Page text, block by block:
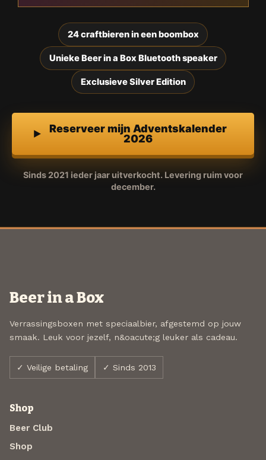
24 craftbieren in een boombox
Unieke Beer in a Box Bluetooth speaker
Exclusieve Silver Edition
Reserveer mijn Adventskalender
2026
Sinds 2021 ieder jaar uitverkocht. Levering ruim voor
december.
Beer in a Box
Verrassingsboxen met speciaalbier, afgestemd op jouw
smaak. Leuk voor jezelf, n&oacute;g leuker als cadeau.
✓ Veilige betaling ✓ Sinds 2013
Shop
Beer Club
Shop